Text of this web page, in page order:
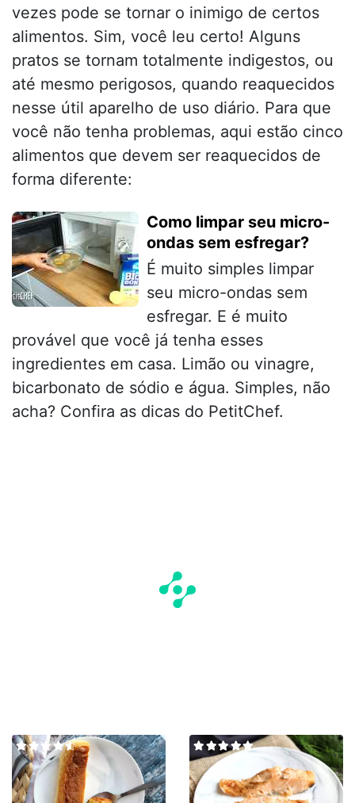
vezes pode se tornar o inimigo de certos
alimentos. Sim, você leu certo! Alguns
pratos se tornam totalmente indigestos, ou
até mesmo perigosos, quando reaquecidos
nesse útil aparelho de uso diário. Para que
você não tenha problemas, aqui estão cinco
alimentos que devem ser reaquecidos de
forma diferente:
Como limpar seu micro-
ondas sem esfregar?
É muito simples limpar
seu micro-ondas sem
esfregar. E é muito
provável que você já tenha esses
ingredientes em casa. Limão ou vinagre,
bicarbonato de sódio e água. Simples, não
acha? Confira as dicas do PetitChef.